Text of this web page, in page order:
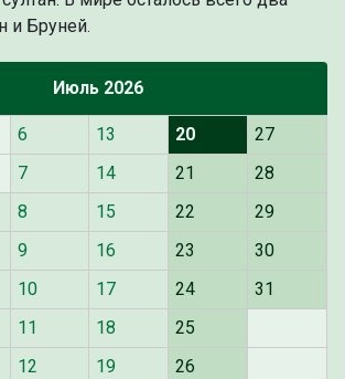
и Бруней.
Июль 2026
6 13 20
27
7 14 21
28
8 15 22
29
9 16 23
30
10 17 24
31
11 18
25
12 19 26